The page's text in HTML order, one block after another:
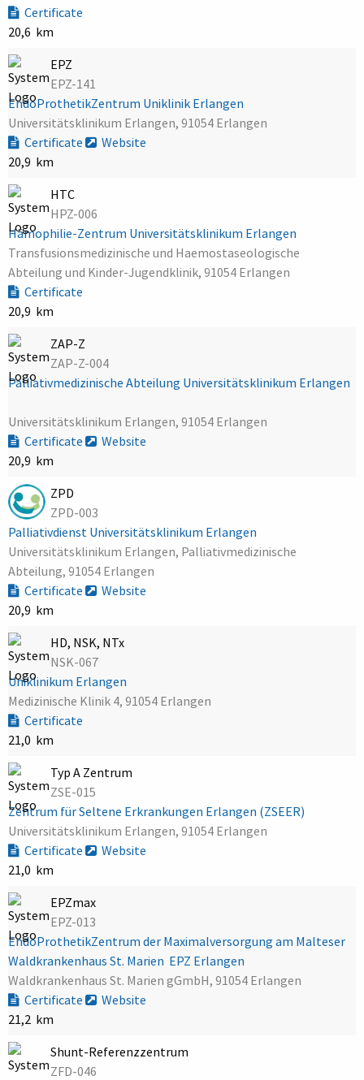
Certificate
20,6 km
EPZ
EPZ-141
EndoProthetikZentrum Uniklinik Erlangen
Universitätsklinikum Erlangen, 91054 Erlangen
Certificate
Website
20,9 km
HTC
HPZ-006
Hämophilie-Zentrum Universitätsklinikum Erlangen
Transfusionsmedizinische und Haemostaseologische
Abteilung und Kinder-Jugendklinik, 91054 Erlangen
Certificate
20,9 km
ZAP-Z
ZAP-Z-004
Palliativmedizinische Abteilung Universitätsklinikum Erlangen
Universitätsklinikum Erlangen, 91054 Erlangen
Certificate
Website
20,9 km
ZPD
ZPD-003
Palliativdienst Universitätsklinikum Erlangen
Universitätsklinikum Erlangen, Palliativmedizinische
Abteilung, 91054 Erlangen
Certificate
Website
20,9 km
HD, NSK, NTx
NSK-067
Uniklinikum Erlangen
Medizinische Klinik 4, 91054 Erlangen
Certificate
21,0 km
Typ A Zentrum
ZSE-015
Zentrum für Seltene Erkrankungen Erlangen (ZSEER)
Universitätsklinikum Erlangen, 91054 Erlangen
Certificate
Website
21,0 km
EPZmax
EPZ-013
EndoProthetikZentrum der Maximalversorgung am Malteser
Waldkrankenhaus St. Marien  EPZ Erlangen
Waldkrankenhaus St. Marien gGmbH, 91054 Erlangen
Certificate
Website
21,2 km
Shunt-Referenzzentrum
ZFD-046